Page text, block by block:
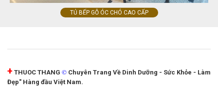
TỦ BẾP GỖ ÓC CHÓ CAO CẤP
+ THUOC THANG © Chuyên Trang Về Dinh Dưỡng - Sức Khỏe - Làm
Đẹp" Hàng đầu Việt Nam.